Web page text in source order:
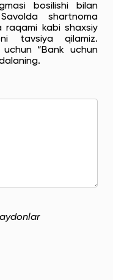
bosilishi bilan
shartnoma
raqami kabi shaxsiy
tavsiya qilamiz.
uchun “Bank uchun